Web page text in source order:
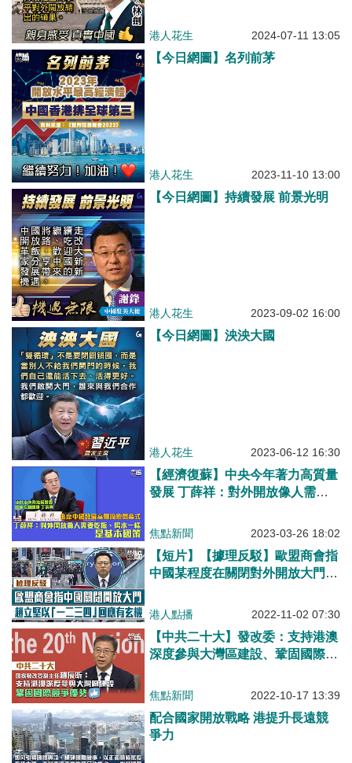
港人花生 2024-07-11 13:05
【今日網圖】名列前茅
港人花生 2023-11-10 13:00
【今日網圖】持續發展 前景光明
港人花生 2023-09-02 16:00
【今日網圖】泱泱大國
港人花生 2023-06-12 16:30
【經濟復蘇】中央今年著力高質量
發展 丁薛祥：對外開放像人需要
焦點新聞 2023-03-26 18:02
【短片】【據理反駁】歐盟商會指
中國某程度在關閉對外開放大門?
港人點播 2022-11-02 07:30
【中共二十大】發改委：支持港澳
深度參與大灣區建設、鞏固國際競
焦點新聞 2022-10-17 13:39
配合國家開放戰略 港提升長遠競
爭力